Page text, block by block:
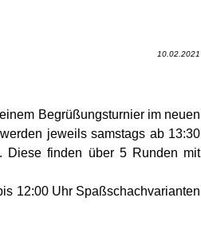
10.02.2021
Begrüßungsturnier im neuen
jeweils samstags ab 13:30
Diese finden über 5 Runden mit
12:00 Uhr Spaßschachvarianten